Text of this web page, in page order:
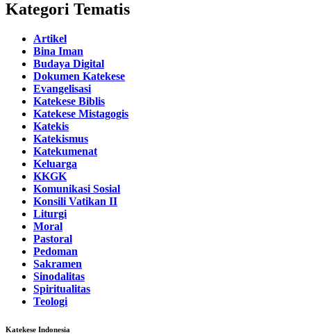
Kategori Tematis
Artikel
Bina Iman
Budaya Digital
Dokumen Katekese
Evangelisasi
Katekese Biblis
Katekese Mistagogis
Katekis
Katekismus
Katekumenat
Keluarga
KKGK
Komunikasi Sosial
Konsili Vatikan II
Liturgi
Moral
Pastoral
Pedoman
Sakramen
Sinodalitas
Spiritualitas
Teologi
Katekese Indonesia